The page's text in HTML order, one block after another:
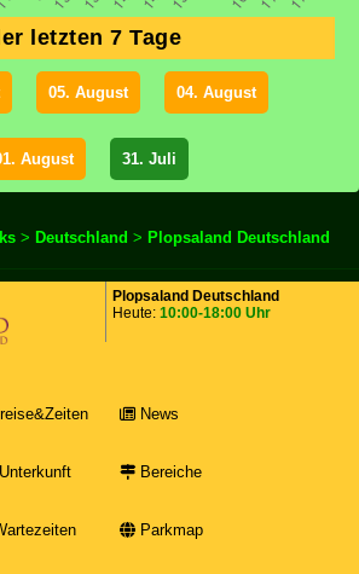
letzten 7 Tage
05. August 04. August
August 31. Juli
> Deutschland > Plopsaland Deutschland
Plopsaland Deutschland
Heute: 10:00-18:00 Uhr
News
Unterkunft Bereiche
Parkmap